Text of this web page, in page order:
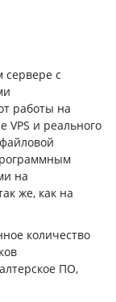
сервере с
работы на
VPS и реального
на
же, как на
количество
ПО,